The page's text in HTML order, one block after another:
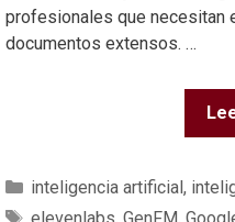
profesionales que necesitan
documentos extensos. …
inteligencia artificial,